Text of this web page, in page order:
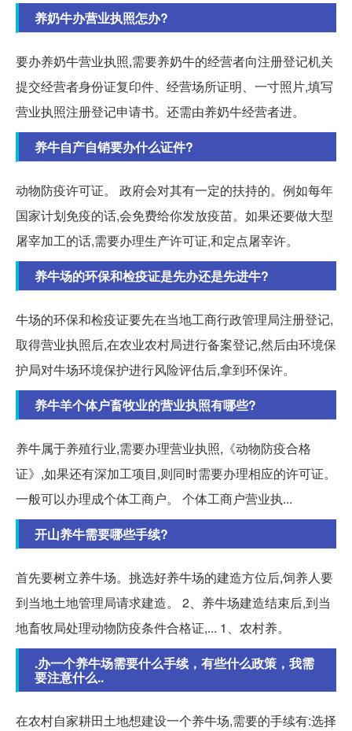
养奶牛办营业执照怎办?
要办养奶牛营业执照,需要养奶牛的经营者向注册登记机关
提交经营者身份证复印件、经营场所证明、一寸照片,填写
营业执照注册登记申请书。还需由养奶牛经营者进。
养牛自产自销要办什么证件?
动物防疫许可证。 政府会对其有一定的扶持的。例如每年
国家计划免疫的话,会免费给你发放疫苗。如果还要做大型
屠宰加工的话,需要办理生产许可证,和定点屠宰许。
养牛场的环保和检疫证是先办还是先进牛?
牛场的环保和检疫证要先在当地工商行政管理局注册登记,
取得营业执照后,在农业农村局进行备案登记,然后由环境保
护局对牛场环境保护进行风险评估后,拿到环保许。
养牛羊个体户畜牧业的营业执照有哪些?
养牛属于养殖行业,需要办理营业执照,《动物防疫合格
证》,如果还有深加工项目,则同时需要办理相应的许可证。
一般可以办理成个体工商户。 个体工商户营业执...
开山养牛需要哪些手续?
首先要树立养牛场。挑选好养牛场的建造方位后,饲养人要
到当地土地管理局请求建造。 2、养牛场建造结束后,到当
地畜牧局处理动物防疫条件合格证,... 1、农村养。
.办一个养牛场需要什么手续，有些什么政策，我需
要注意什么..
在农村自家耕田土地想建设一个养牛场,需要的手续有:选择